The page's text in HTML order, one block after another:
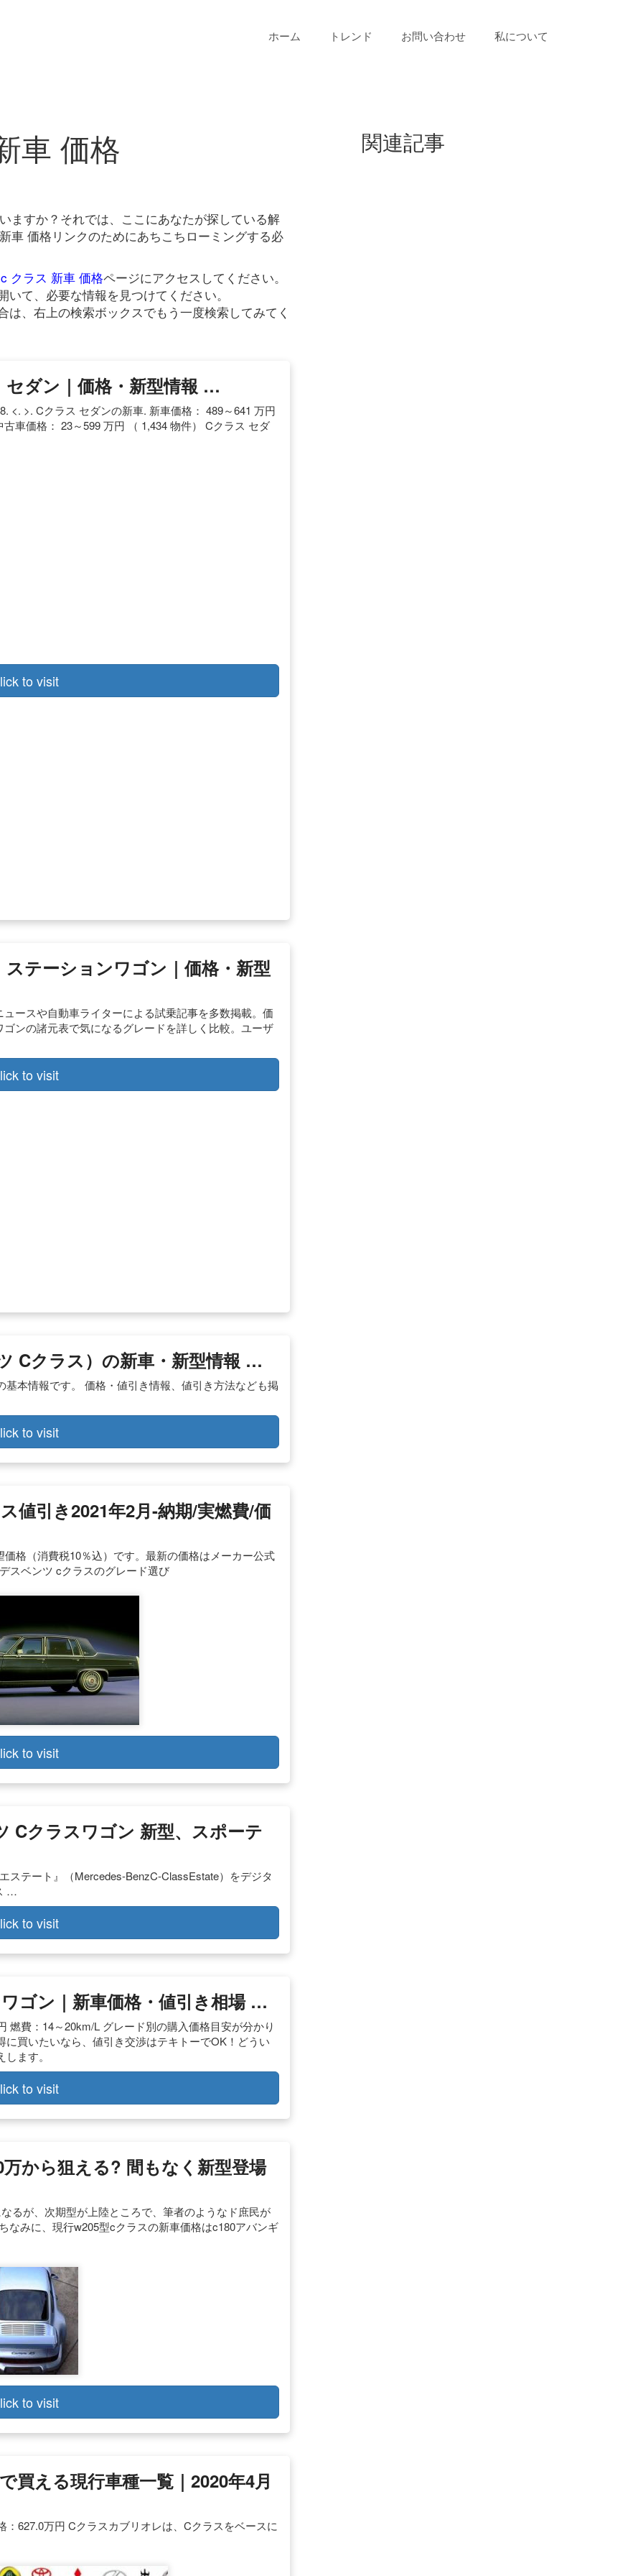
ホーム トレンド お問い合わせ 私について
車 価格
ますか？それでは、ここにあなたが探している解
車 価格リンクのためにあちこちローミングする必
クラス 新車 価格ページにアクセスしてください。
て、必要な情報を見つけてください。
は、右上の検索ボックスでもう一度検索してみてく
ダン｜価格・新型情報 …
<. >. Cクラス セダンの新車. 新車価格： 489～641 万円
車価格： 23～599 万円 （ 1,434 物件） Cクラス セダ
to visit
テーションワゴン｜価格・新型
ースや自動車ライターによる試乗記事を多数掲載。価
ンの諸元表で気になるグレードを詳しく比較。ユーザ
to visit
Cクラス）の新車・新型情報 …
本情報です。 価格・値引き情報、値引き方法なども掲
to visit
値引き2021年2月-納期/実燃費/価
格（消費税10％込）です。最新の価格はメーカー公式
スベンツ cクラスのグレード選び
to visit
Cクラスワゴン 新型、スポーテ
ステート』（Mercedes-BenzC-ClassEstate）をデジタ
…
to visit
ゴン｜新車価格・値引き相場 …
燃費：14～20km/L グレード別の購入価格目安が分かり
買いたいなら、値引き交渉はテキトーでOK！どうい
ます。
to visit
から狙える? 間もなく新型登場
るが、次期型が上陸ところで、筆者のようなド庶民が
なみに、現行w205型cクラスの新車価格はc180アバンギ
to visit
買える現行車種一覧｜2020年4月
627.0万円 Cクラスカブリオレは、Cクラスをベースに
関連記事